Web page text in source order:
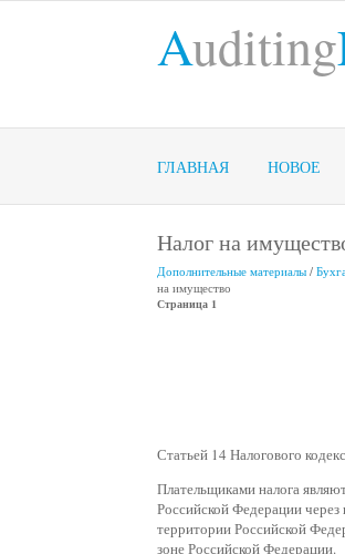
Auditing
ГЛАВНАЯ НОВОЕ
Налог на
Дополнительные материалы /
на имущество
Страница 1
Статьей 14 Налогового
Плательщиками налога
Российской Федерации
территории Российской
зоне Российской Федерации.